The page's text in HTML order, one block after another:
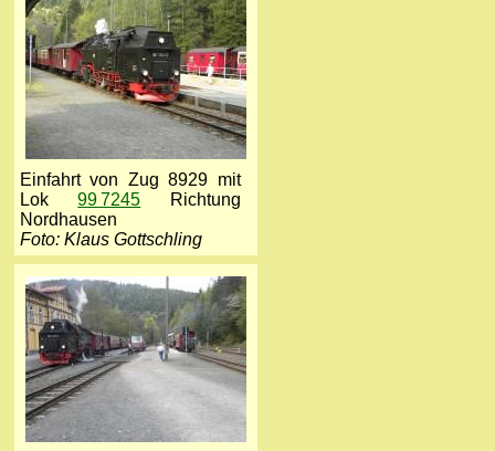
Einfahrt von Zug 8929 mit
Lok99 7245 Richtung
Nordhausen
Foto: Klaus Gottschling